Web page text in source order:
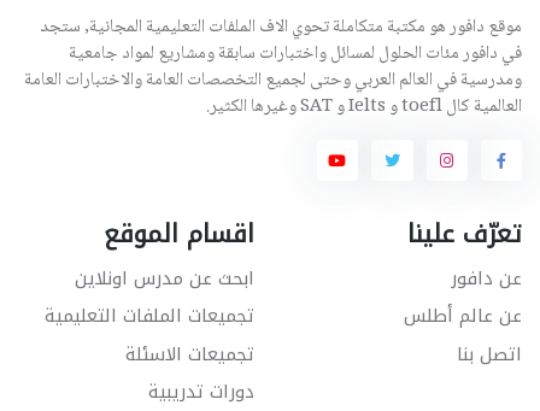
موقع دافور هو مكتبة متكاملة تحوي الاف الملفات التعليمية المجانية, ستجد
في دافور مئات الحلول لمسائل واختبارات سابقة ومشاريع لمواد جامعية
ومدرسية في العالم العربي وحتى لجميع التخصصات العامة والاختبارات العامة
العالمية كال toefl و Ielts و SAT وغيرها الكثير.
تعرّف علينا
عن دافور
عن عالم أطلس
اتصل بنا
اقسام الموقع
ابحث عن مدرس اونلاين
تجميعات الملفات التعليمية
تجميعات الاسئلة
دورات تدريبية